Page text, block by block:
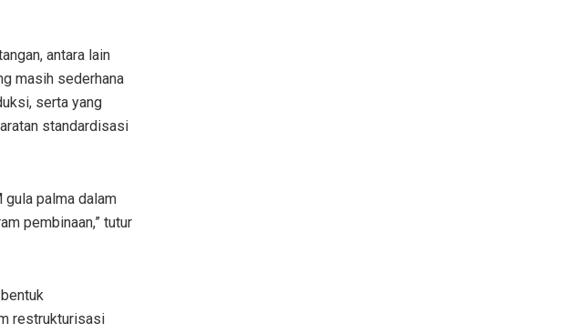
antara lain
masih sederhana
serta yang
standardisasi
gula palma dalam
pembinaan,” tutur
restrukturisasi